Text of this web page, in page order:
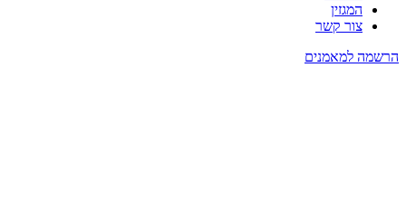
המגזין
צור קשר
הרשמה למאמנים